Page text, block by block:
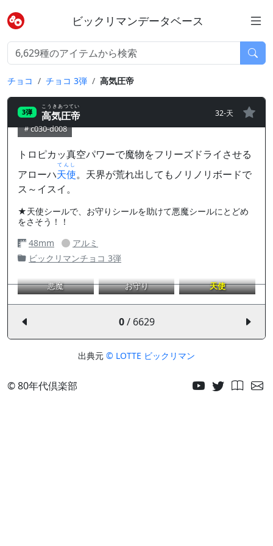
ビックリマンデータベース
チョコ チョコ 3弾 高気圧帝
3弾 高気圧帝
こうきあつてい
32-天
c030-d008
トロピカッ真空パワーで魔物をフリーズドライさせる
アローハ天使
てんし
。天界が荒れ出してもノリノリボードで
ス～イスイ。
★天使シールで、お守りシールを助けて悪魔シールにとどめ
をさそう！！
48mm
アルミ
ビックリマンチョコ 3弾
悪魔 お守り 天使
0/ 6629
出典元 © LOTTE ビックリマン
© 80年代倶楽部